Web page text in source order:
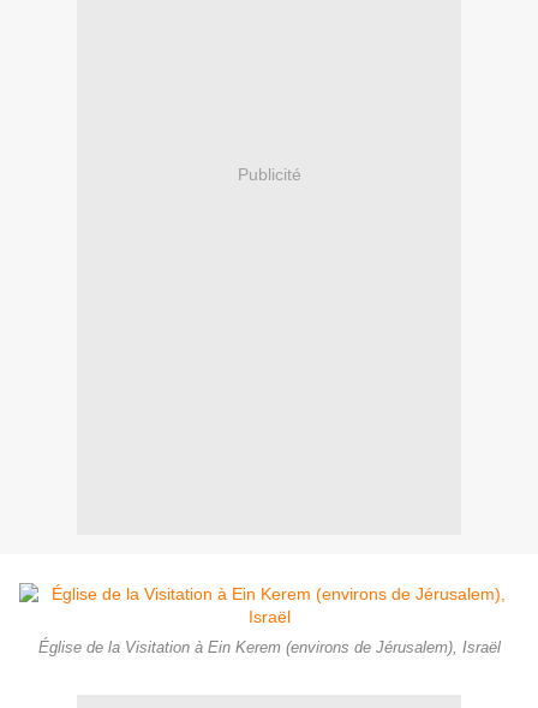
Publicité
Église de la Visitation à Ein Kerem (environs de Jérusalem), Israël